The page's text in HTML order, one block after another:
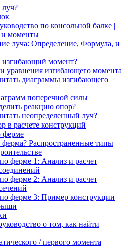
луч?
по консольной балке |
моменты
луча: Определение, Формула, и
изгибающий момент?
уравнения изгибающего момента
диаграммы изгибающего
поперечной силы
реакцию опор?
неопределенный луч?
в расчете конструкций
ферме
ферма? Распространенные типы
ферме 1: Анализ и расчет
ферме 2: Анализ и расчет
ферме 3: Пример конструкции
о том, как найти
/ первого момента